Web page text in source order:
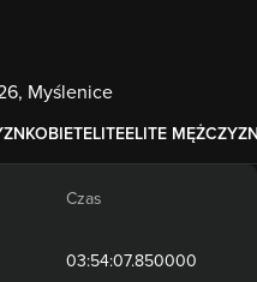
Myślenice
KOBIETELITEELITE
Czas
03:54:07.850000